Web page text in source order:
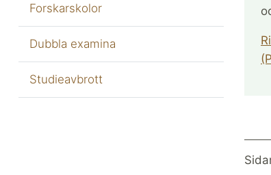
Forskarskolor
Dubbla examina
Studieavbrott